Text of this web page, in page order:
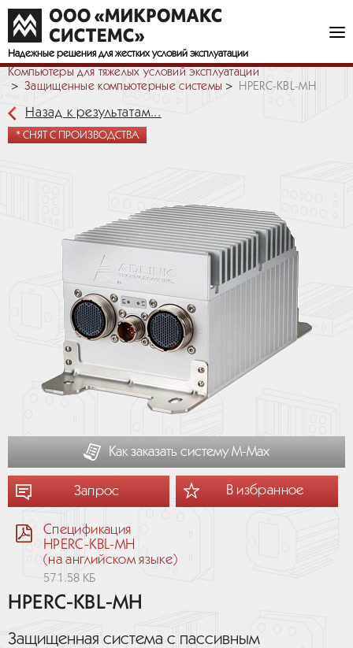
Надежные решения для жестких условий эксплуатации
Компьютеры для тяжелых условий эксплуатации
Защищенные компьютерные системы
HPERC-KBL-MH
Назад к результатам...
* СНЯТ С ПРОИЗВОДСТВА
Как заказать систему М-Мах
Запрос В избранное
Спецификация
HPERC-KBL-MH
(на английском языке)
571.58 КБ
HPERC-KBL-MH
Защищенная система с пассивным